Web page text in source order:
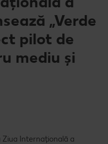
„Verde
pilot de
mediu și
Ziua Internațională a